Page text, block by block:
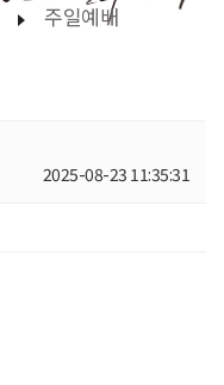
주일예배
2025-08-23 11:35:31